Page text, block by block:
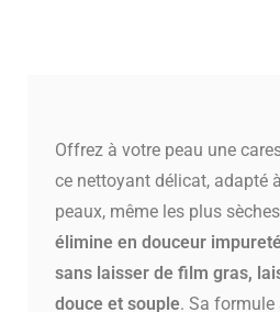
Offrez à votre peau une
ce nettoyant délicat, adapté
peaux, même les plus
élimine en douceur
sans laisser de film gras,
douce et souple. Sa